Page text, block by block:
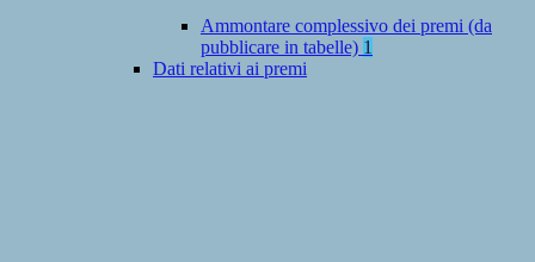
Ammontare complessivo dei premi (da
pubblicare in tabelle) 1
Dati relativi ai premi